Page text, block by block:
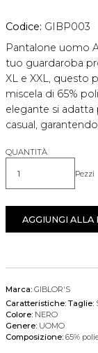
Codice: GIBP003
Pantalone uomo
tuo guardaroba
XL e XXL, questo
miscela di 65%
elegante si
casual,
QUANTITÀ
Quantità Pezzi
AGGIUNGI ALLA
Marca: GIBLOR'S
Caratteristiche: Taglie:
Colore: NERO
Genere: UOMO
Composizione: 65%